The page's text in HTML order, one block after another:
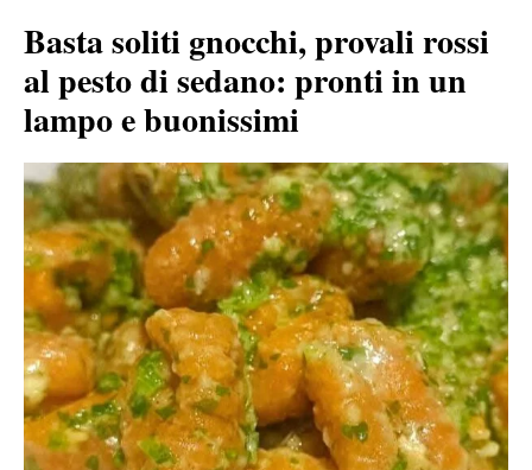
Basta soliti gnocchi, provali rossi
al pesto di sedano: pronti in un
lampo e buonissimi